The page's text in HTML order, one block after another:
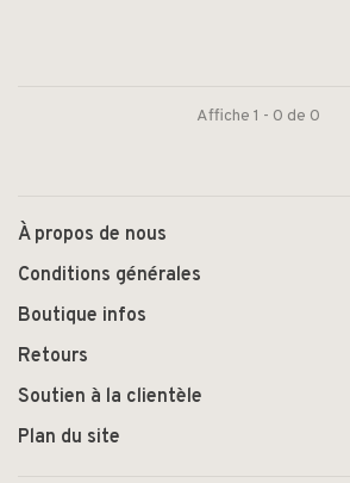
Affiche 1 - 0 de 0
À propos de nous
Conditions générales
Boutique infos
Retours
Soutien à la clientèle
Plan du site